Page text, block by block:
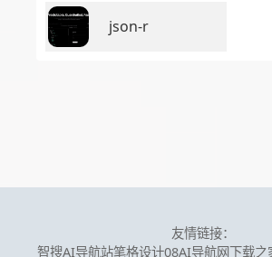
json-r
友情链接：
智搜AI导航站笔格设计08AI导航网下载之